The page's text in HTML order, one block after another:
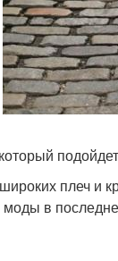
плеч и
в